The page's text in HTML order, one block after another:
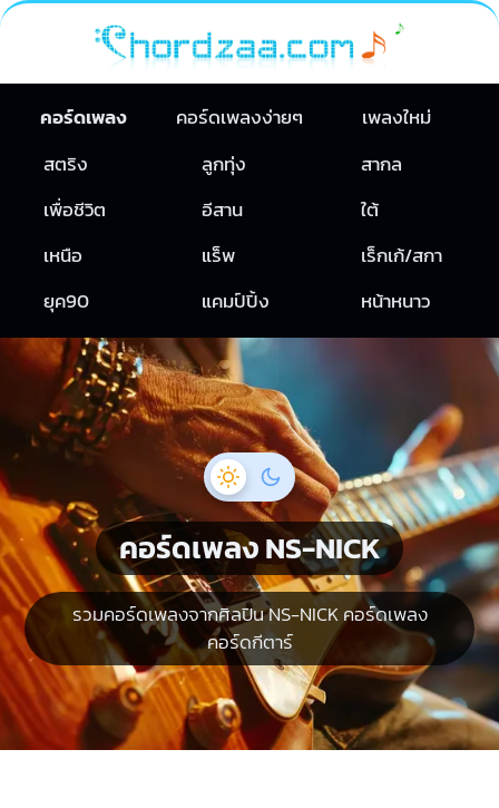
คอร์ดเพลง คอร์ดเพลงง่ายๆ
เพลงใหม่
สตริง
ลูกทุ่ง
สากล
เพื่อชีวิต
อีสาน
ใต้
เหนือ
แร็พ
เร็กเก้/สกา
ยุค90
แคมป์ปิ้ง หน้าหนาว
คอร์ดเพลง NS-NICK
รวมคอร์ดเพลงจากศิลปิน NS-NICK คอร์ดเพลง
คอร์ดกีตาร์